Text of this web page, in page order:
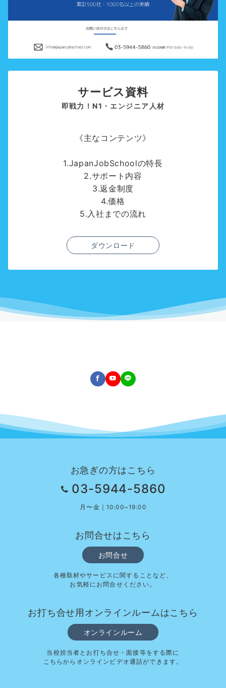
サービス資料
即戦力！N1・エンジニア人材
《主なコンテンツ》
1.JapanJobSchoolの特長
2.サポート内容
3.返金制度
4.価格
5.入社までの流れ
ダウンロード
お急ぎの方はこちら
03-5944-5860
月〜金｜10:00~19:00
お問合せはこちら
お問合せ
各種取材やサービスに関することなど、
お気軽にお問合せください。
お打ち合せ用オンラインルームはこちら
オンラインルーム
当校担当者とお打ち合せ・面接等をする際に
こちらからオンラインビデオ通話ができます。